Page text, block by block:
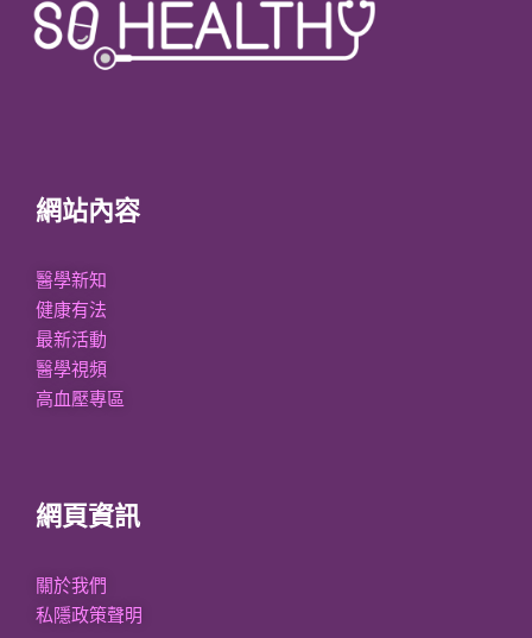
網站內容
醫學新知
健康有法
最新活動
醫學視頻
高血壓專區
網頁資訊
關於我們
私隱政策聲明